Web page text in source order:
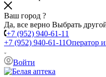
Ваш город ?
Да, все верно Выбрать
+7 (952) 940-61-11
+7 (952) 940-61-11Оператор
Войти